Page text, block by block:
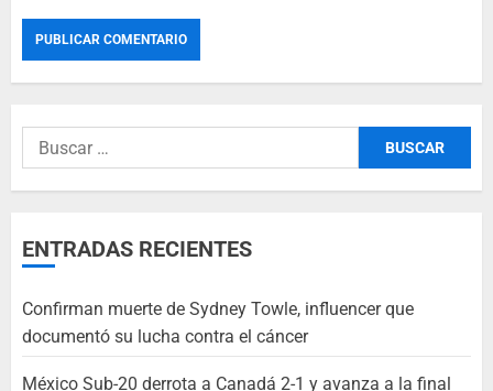
ENTRADAS RECIENTES
Confirman muerte de Sydney Towle, influencer que
documentó su lucha contra el cáncer
México Sub-20 derrota a Canadá 2-1 y avanza a la final